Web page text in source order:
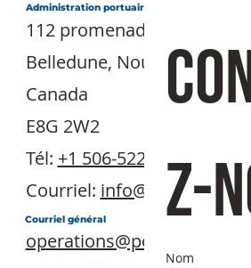
Administration portuaire de belledune
112 promenade Shannon
Belledune, Nouveau-
Canada
E8G 2W2
Tél: +1 506-522-1200
Courriel:
Courriel général
z-
Nom